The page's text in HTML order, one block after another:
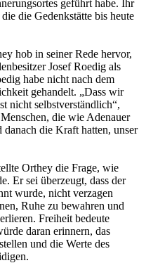
geführt habe. Ihr
die Gedenkstätte bis heute
hob in seiner Rede hervor,
Josef Roedig als
habe nicht nach dem
gehandelt. „Dass wir
nicht selbstverständlich“,
die wie Adenauer
die Kraft hatten, unser
Orthey die Frage, wie
Er sei überzeugt, dass der
wurde, nicht verzagen
Ruhe zu bewahren und
Freiheit bedeute
daran erinnern, das
und die Werte des